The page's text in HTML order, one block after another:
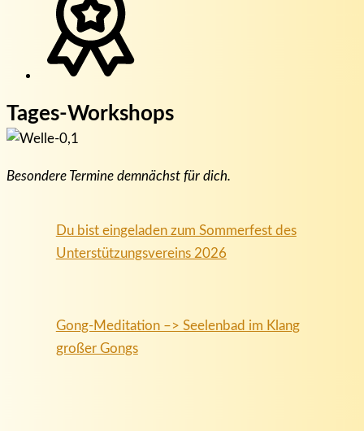
Tages-Workshops
Besondere Termine demnächst für dich.
Du bist eingeladen zum Sommerfest des
Unterstützungsvereins 2026
Gong-Meditation –> Seelenbad im Klang
großer Gongs